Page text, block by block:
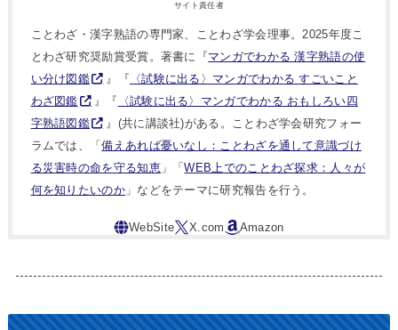
サイト責任者
ことわざ・漢字熟語の専門家、ことわざ学会理事。2025年度こ
とわざ研究奨励賞受賞。著書に『マンガでわかる 漢字熟語の使
い分け図鑑
』『 〈試験に出る〉マンガでわかる すごいこと
わざ図鑑
』『
〈試験に出る〉マンガでわかる おもしろい四
字熟語図鑑
』(共に講談社)がある。ことわざ学会研究フォー
ラムでは、「備えあれば憂いなし：ことわざを通して意識づけ
る災害時の命を守る知恵」「WEB上でのことわざ探求：人々が
何を知りたいのか」などをテーマに研究報告を行う。